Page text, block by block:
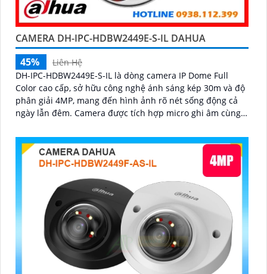
CAMERA DH-IPC-HDBW2449E-S-IL DAHUA
45%
Liên Hệ
DH-IPC-HDBW2449E-S-IL là dòng camera IP Dome Full
Color cao cấp, sở hữu công nghệ ánh sáng kép 30m và độ
phân giải 4MP, mang đến hình ảnh rõ nét sống động cả
ngày lẫn đêm. Camera được tích hợp micro ghi âm cùng
an ninh hiệu quả